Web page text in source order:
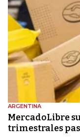
ARGENTINA
MercadoLibre
trimestrales